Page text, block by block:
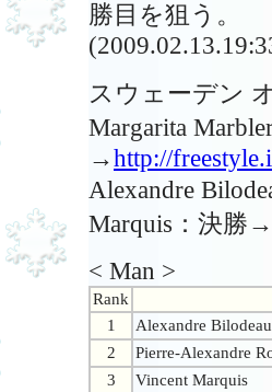
勝目を狙う。
スウェーデン
Margarita
→http://
Alexandre
Marquis：決勝→
< Man >
Rank
1
Alexandre Bilodeau
2
Pierre-Alexandre
3
Vincent Marquis